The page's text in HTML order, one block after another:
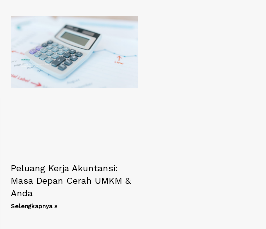
Peluang Kerja Akuntansi:
Masa Depan Cerah UMKM &
Anda
Selengkapnya »